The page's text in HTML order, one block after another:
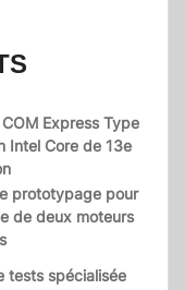
Express Type
Intel Core de 13e
prototypage pour
de deux moteurs
tests spécialisée